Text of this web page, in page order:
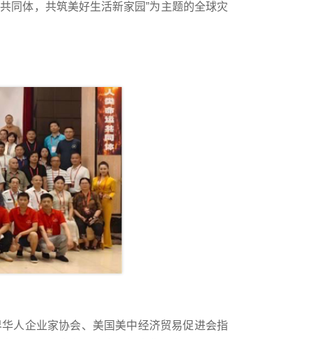
体，共筑美好生活新家园”为主题的全球灾
人企业家协会、美国美中经济贸易促进会指